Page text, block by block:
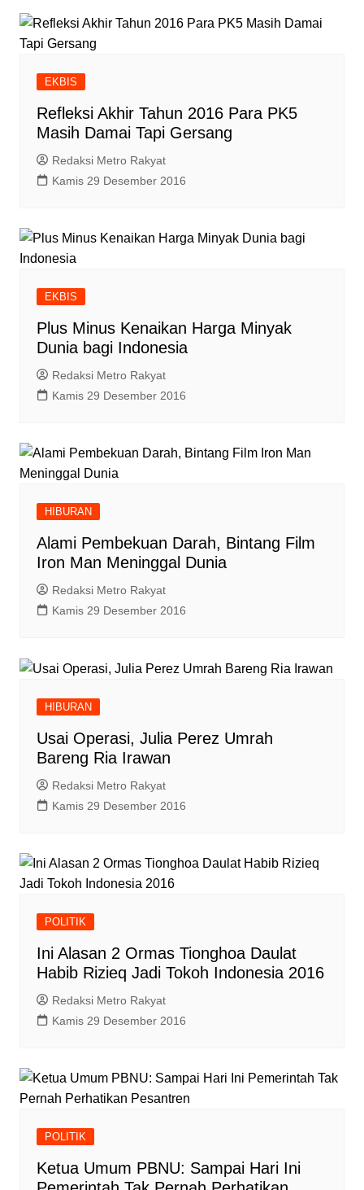
EKBIS
Refleksi Akhir Tahun 2016 Para PK5
Masih Damai Tapi Gersang
Redaksi Metro Rakyat
Kamis 29 Desember 2016
EKBIS
Plus Minus Kenaikan Harga Minyak
Dunia bagi Indonesia
Redaksi Metro Rakyat
Kamis 29 Desember 2016
HIBURAN
Alami Pembekuan Darah, Bintang Film
Iron Man Meninggal Dunia
Redaksi Metro Rakyat
Kamis 29 Desember 2016
HIBURAN
Usai Operasi, Julia Perez Umrah
Bareng Ria Irawan
Redaksi Metro Rakyat
Kamis 29 Desember 2016
POLITIK
Ini Alasan 2 Ormas Tionghoa Daulat
Habib Rizieq Jadi Tokoh Indonesia 2016
Redaksi Metro Rakyat
Kamis 29 Desember 2016
POLITIK
Ketua Umum PBNU: Sampai Hari Ini